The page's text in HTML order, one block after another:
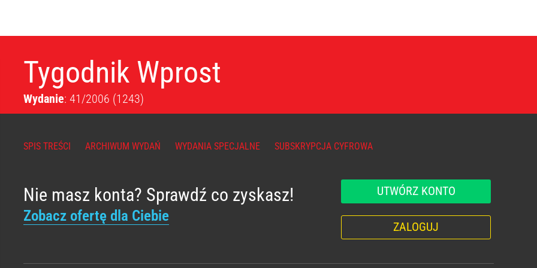
Tygodnik Wprost
Wydanie: 41/2006 (1243)
SPIS TREŚCI ARCHIWUM WYDAŃ WYDANIA SPECJALNE SUBSKRYPCJA CYFROWA
Nie masz konta? Sprawdź co zyskasz!
Zobacz ofertę dla Ciebie
UTWÓRZ KONTO
ZALOGUJ